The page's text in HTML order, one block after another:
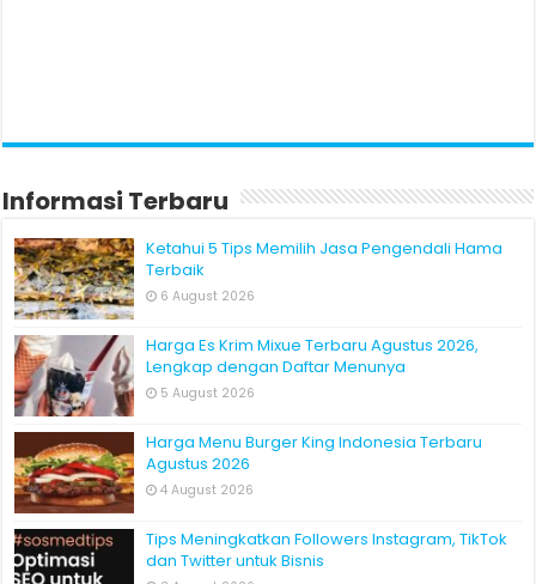
Informasi Terbaru
Ketahui 5 Tips Memilih Jasa Pengendali Hama
Terbaik
6 August 2026
Harga Es Krim Mixue Terbaru Agustus 2026,
Lengkap dengan Daftar Menunya
5 August 2026
Harga Menu Burger King Indonesia Terbaru
Agustus 2026
4 August 2026
Tips Meningkatkan Followers Instagram, TikTok
dan Twitter untuk Bisnis